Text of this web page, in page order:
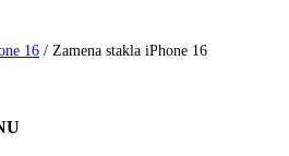
16 / Zamena stakla iPhone 16